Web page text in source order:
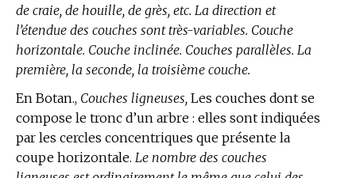
de craie, de houille, de grès, etc. La direction et
l’étendue des couches sont très-variables. Couche
horizontale. Couche inclinée. Couches parallèles. La
première, la seconde, la troisième couche.
En Botan., Couches ligneuses, Les couches dont se
compose le tronc d’un arbre : elles sont indiquées
par les cercles concentriques que présente la
coupe horizontale. Le nombre des couches